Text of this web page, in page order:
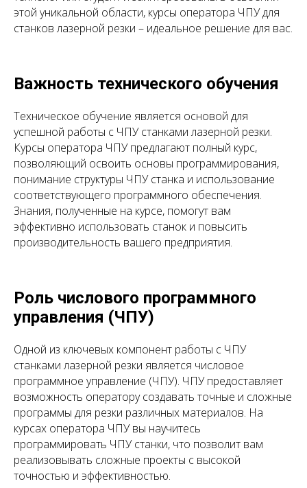
этой уникальной области, курсы оператора ЧПУ для
станков лазерной резки – идеальное решение для вас.
Важность технического обучения
Техническое обучение является основой для
успешной работы с ЧПУ станками лазерной резки.
Курсы оператора ЧПУ предлагают полный курс,
позволяющий освоить основы программирования,
понимание структуры ЧПУ станка и использование
соответствующего программного обеспечения.
Знания, полученные на курсе, помогут вам
эффективно использовать станок и повысить
производительность вашего предприятия.
Роль числового программного
управления (ЧПУ)
Одной из ключевых компонент работы с ЧПУ
станками лазерной резки является числовое
программное управление (ЧПУ). ЧПУ предоставляет
возможность оператору создавать точные и сложные
программы для резки различных материалов. На
курсах оператора ЧПУ вы научитесь
программировать ЧПУ станки, что позволит вам
реализовывать сложные проекты с высокой
точностью и эффективностью.